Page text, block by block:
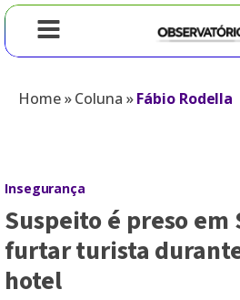
Home»Coluna »Fábio Rodella
Insegurança
Suspeito é preso em
furtar turista
hotel